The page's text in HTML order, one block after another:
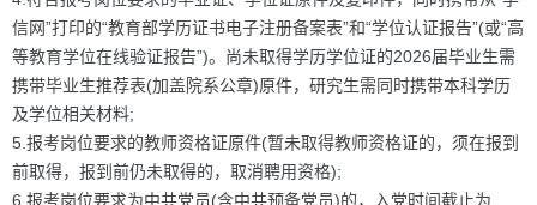
信网”打印的“教育部学历证书电子注册备案表”和“学位认证报告”(或“高
等教育学位在线验证报告”)。尚未取得学历学位证的2026届毕业生需
携带毕业生推荐表(加盖院系公章)原件，研究生需同时携带本科学历
及学位相关材料;
5.报考岗位要求的教师资格证原件(暂未取得教师资格证的，须在报到
前取得，报到前仍未取得的，取消聘用资格);
6.报考岗位要求为中共党员(含中共预备党员)的，入党时间截止为